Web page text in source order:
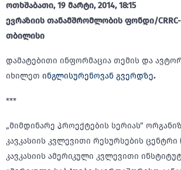
ოთხშაბათი, 19 მარტი, 2014, 18:15
ევრაზიის თანამშრომლობის ფონდი/
თბილისი
დამატებითი ინფორმაცია თემის და
იხილეთ ინგლისურენოვან გვერდზე.
***
„მიმდინარე პროექტების სერიას“
კავკასიის კვლევითი რესურსების ცენტრი
კავკასიის ამერიკული კვლევითი